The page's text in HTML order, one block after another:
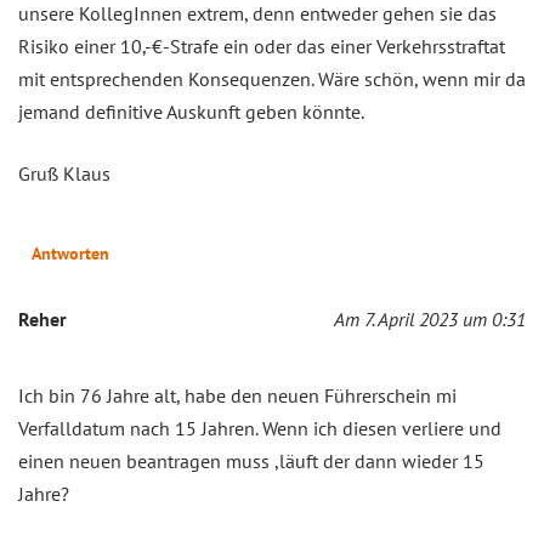
unsere KollegInnen extrem, denn entweder gehen sie das
Risiko einer 10,-€-Strafe ein oder das einer Verkehrsstraftat
mit entsprechenden Konsequenzen. Wäre schön, wenn mir da
jemand definitive Auskunft geben könnte.
Gruß Klaus
Antworten
Reher Am 7. April 2023 um 0:31
Ich bin 76 Jahre alt, habe den neuen Führerschein mi
Verfalldatum nach 15 Jahren. Wenn ich diesen verliere und
einen neuen beantragen muss ,läuft der dann wieder 15
Jahre?